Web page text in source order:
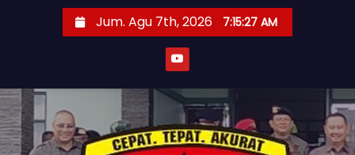
t
o
c
Jum. Agu 7th, 2026 7:15:29 AM